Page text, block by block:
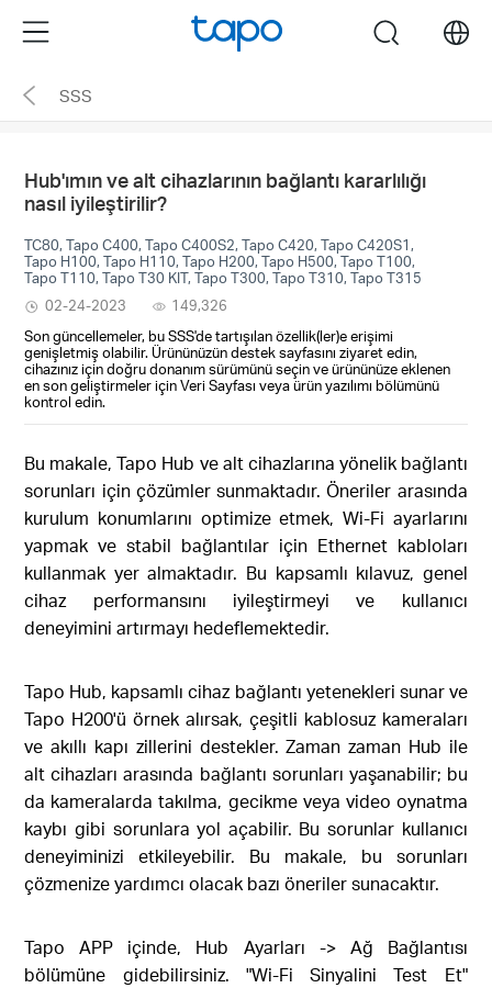
the
navigation
Menu search
SSS
Hub'ımın ve alt cihazlarının bağlantı kararlılığı
nasıl iyileştirilir?
TC80, Tapo C400, Tapo C400S2, Tapo C420, Tapo C420S1,
Tapo H100, Tapo H110, Tapo H200, Tapo H500, Tapo T100,
Tapo T110, Tapo T30 KIT, Tapo T300, Tapo T310, Tapo T315
02-24-2023
149,326
Son güncellemeler, bu SSS'de tartışılan özellik(ler)e erişimi
genişletmiş olabilir. Ürününüzün destek sayfasını ziyaret edin,
cihazınız için doğru donanım sürümünü seçin ve ürününüze eklenen
en son geliştirmeler için Veri Sayfası veya ürün yazılımı bölümünü
kontrol edin.
Bu makale, Tapo Hub ve alt cihazlarına yönelik bağlantı
sorunları için çözümler sunmaktadır. Öneriler arasında
kurulum konumlarını optimize etmek, Wi-Fi ayarlarını
yapmak ve stabil bağlantılar için Ethernet kabloları
kullanmak yer almaktadır. Bu kapsamlı kılavuz, genel
cihaz performansını iyileştirmeyi ve kullanıcı
deneyimini artırmayı hedeflemektedir.
Tapo Hub, kapsamlı cihaz bağlantı yetenekleri sunar ve
Tapo H200'ü örnek alırsak, çeşitli kablosuz kameraları
ve akıllı kapı zillerini destekler. Zaman zaman Hub ile
alt cihazları arasında bağlantı sorunları yaşanabilir; bu
da kameralarda takılma, gecikme veya video oynatma
kaybı gibi sorunlara yol açabilir. Bu sorunlar kullanıcı
deneyiminizi etkileyebilir. Bu makale, bu sorunları
çözmenize yardımcı olacak bazı öneriler sunacaktır.
Tapo APP içinde, Hub Ayarları -> Ağ Bağlantısı
bölümüne gidebilirsiniz. "Wi-Fi Sinyalini Test Et"